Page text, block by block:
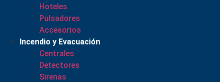
Hoteles
Pulsadores
Accesorios
Incendio y Evacuación
Centrales
Detectores
Sirenas